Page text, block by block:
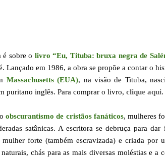
é sobre o livro “Eu, Tituba: bruxa negra de
Lançado em 1986, a obra se propõe a contar o
Massachusetts (EUA), na visão de Tituba,
puritano inglês. Para comprar o livro, clique aqui.
obscurantismo de cristãos fanáticos, mulheres
satânicas. A escritora se debruça para dar
forte (também escravizada) e criada por
chás para as mais diversas moléstias e a